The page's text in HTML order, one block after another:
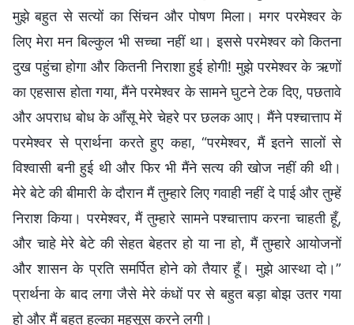
मुझे बहुत से सत्यों का सिंचन और पोषण मिला। मगर परमेश्वर के
लिए मेरा मन बिल्कुल भी सच्चा नहीं था। इससे परमेश्वर को कितना
दुख पहुंचा होगा और कितनी निराशा हुई होगी! मुझे परमेश्वर के ऋणों
का एहसास होता गया, मैंने परमेश्वर के सामने घुटने टेक दिए, पछतावे
और अपराध बोध के आँसू मेरे चेहरे पर छलक आए। मैंने पश्चात्ताप में
परमेश्वर से प्रार्थना करते हुए कहा, “परमेश्वर, मैं इतने सालों से
विश्वासी बनी हुई थी और फिर भी मैंने सत्य की खोज नहीं की थी।
मेरे बेटे की बीमारी के दौरान मैं तुम्हारे लिए गवाही नहीं दे पाई और तुम्हें
निराश किया। परमेश्वर, मैं तुम्हारे सामने पश्चात्ताप करना चाहती हूँ,
और चाहे मेरे बेटे की सेहत बेहतर हो या ना हो, मैं तुम्हारे आयोजनों
और शासन के प्रति समर्पित होने को तैयार हूँ। मुझे आस्था दो।”
प्रार्थना के बाद लगा जैसे मेरे कंधों पर से बहुत बड़ा बोझ उतर गया
हो और मैं बहुत हल्का महसूस करने लगी।